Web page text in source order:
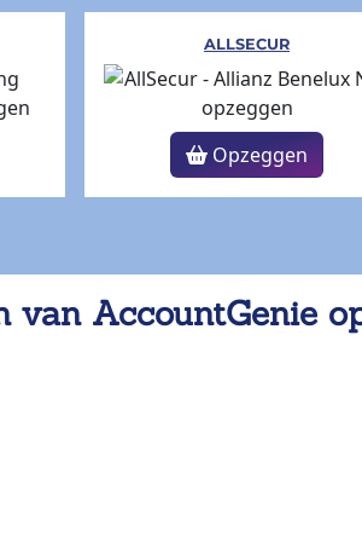
ALLSECUR
Opzeggen
van AccountGenie